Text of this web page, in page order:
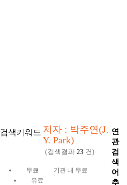
검색키워드 저자 : 박주연(J.
Y. Park)
(검색결과 23 건)
무료
기관 내 무료
유료
연
관
검
색
어
추